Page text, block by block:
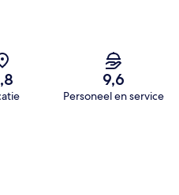
9,6
Personeel en service